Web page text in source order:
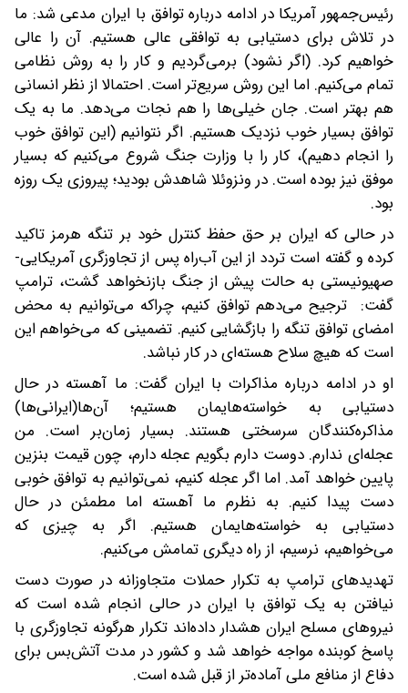
رئیس‌جمهور آمریکا در ادامه درباره توافق با ایران مدعی شد: ما
در تلاش برای دستیابی به توافقی عالی هستیم. آن را عالی
خواهیم کرد. (اگر نشود) برمی‌گردیم و کار را به روش نظامی
تمام می‌کنیم. اما این روش سریع‌تر است. احتمالا از نظر انسانی
هم بهتر است. جان خیلی‌ها را هم نجات می‌دهد. ما به یک
توافق بسیار خوب نزدیک هستیم. اگر نتوانیم (این توافق خوب
را انجام دهیم)، کار را با وزارت جنگ شروع می‌کنیم که بسیار
موفق نیز بوده است. در ونزوئلا شاهدش بودید؛ پیروزی یک روزه
بود.
در حالی که ایران بر حق حفظ کنترل خود بر تنگه هرمز تاکید
کرده و گفته است تردد از این آب‌راه پس از تجاوزگری آمریکایی-
صهیونیستی به حالت پیش از جنگ بازنخواهد گشت، ترامپ
گفت: ترجیح می‌دهم توافق کنیم، چراکه می‌توانیم به محض
امضای توافق تنگه را بازگشایی کنیم. تضمینی که می‌خواهم این
است که هیچ سلاح هسته‌ای در کار نباشد.
او در ادامه درباره مذاکرات با ایران گفت: ما آهسته در حال
دستیابی به خواسته‌هایمان هستیم؛ آن‌ها(ایرانی‌ها)
مذاکره‌کنندگان سرسختی هستند. بسیار زمان‌بر است. من
عجله‌ای ندارم. دوست دارم بگویم عجله دارم، چون قیمت بنزین
پایین خواهد آمد. اما اگر عجله کنیم، نمی‌توانیم به توافق خوبی
دست پیدا کنیم. به نظرم ما آهسته اما مطمئن در حال
دستیابی به خواسته‌هایمان هستیم. اگر به چیزی که
می‌خواهیم، نرسیم، از راه دیگری تمامش می‌کنیم.
تهدیدهای ترامپ به تکرار حملات متجاوزانه در صورت دست
نیافتن به یک توافق با ایران در حالی انجام شده است که
نیروهای مسلح ایران هشدار داده‌اند تکرار هرگونه تجاوزگری با
پاسخ کوبنده مواجه خواهد شد و کشور در مدت آتش‌بس برای
دفاع از منافع ملی آماده‌تر از قبل شده است.